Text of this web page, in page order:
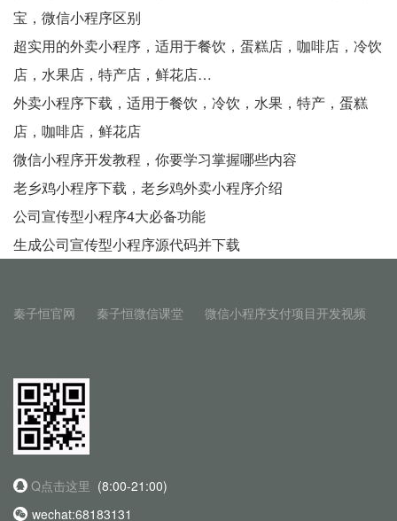
宝，微信小程序区别
超实用的外卖小程序，适用于餐饮，蛋糕店，咖啡店，冷饮
店，水果店，特产店，鲜花店…
外卖小程序下载，适用于餐饮，冷饮，水果，特产，蛋糕
店，咖啡店，鲜花店
微信小程序开发教程，你要学习掌握哪些内容
老乡鸡小程序下载，老乡鸡外卖小程序介绍
公司宣传型小程序4大必备功能
生成公司宣传型小程序源代码并下载
秦子恒官网 秦子恒微信课堂 微信小程序支付项目开发视频
Q点击这里 (8:00-21:00)
wechat:68183131